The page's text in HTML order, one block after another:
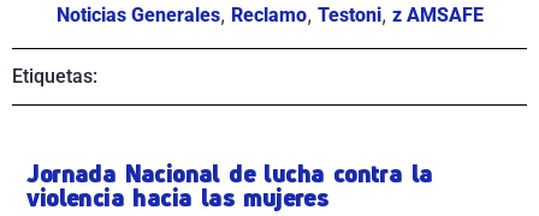
Noticias Generales, Reclamo, Testoni, z AMSAFE
Etiquetas:
Jornada Nacional de lucha contra la
violencia hacia las mujeres